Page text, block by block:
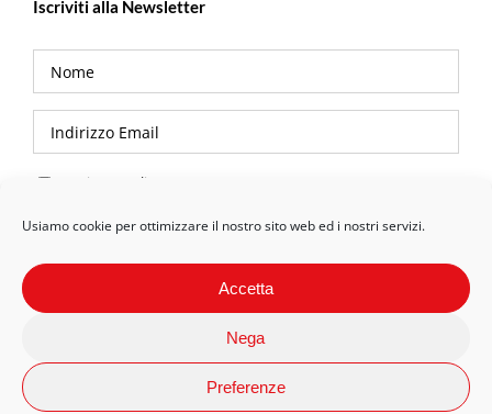
Usiamo cookie per ottimizzare il nostro sito web ed i nostri servizi.
Accetta
Nega
Preferenze
Iscriviti alla Newsletter
Privacy Policy